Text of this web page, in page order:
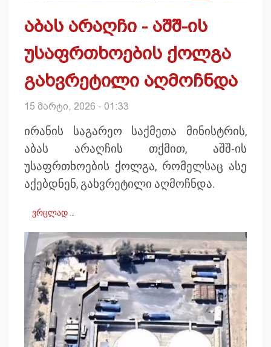
აბას არაღჩი - აშშ-ის
უსაფრთხოების ქოლგა
გახვრეტილი აღმოჩნდა
15 მარტი, 2026 - 01:33
ირანის საგარეო საქმეთა მინისტრის,
აბას არაღჩის თქმით, აშშ-ის
უსაფრთხოების ქოლგა, რომელსაც ასე
აქებდნენ, გახვრეტილი აღმოჩნდა.
ვრცლად …